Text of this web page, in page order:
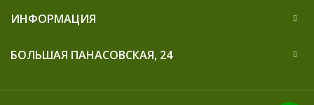
ИНФОРМАЦИЯ
БОЛЬШАЯ ПАНАСОВСКАЯ, 24